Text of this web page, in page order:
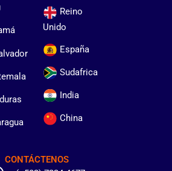
Reino
Unido
España
Sudafrica
India
China
CONTÁCTENOS